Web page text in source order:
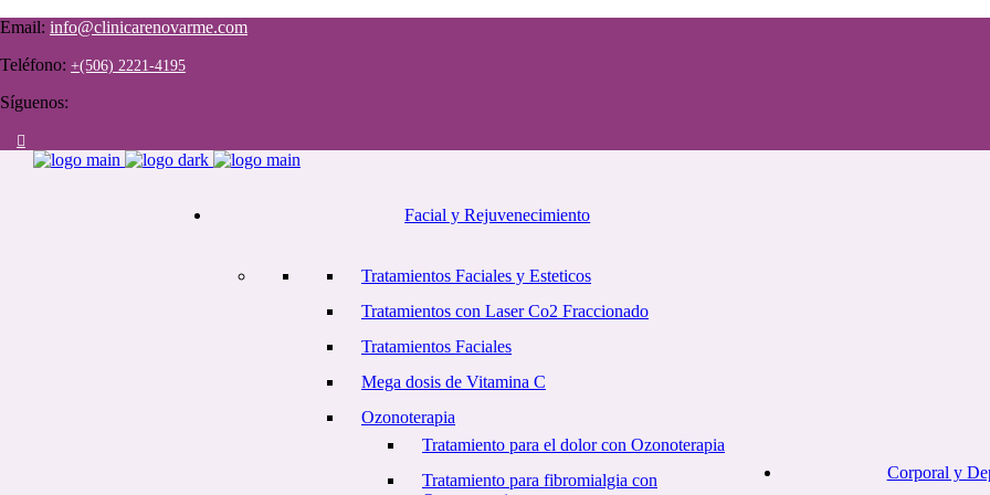
Email: info@clinicarenovarme.com
Teléfono: +(506) 2221-4195
Síguenos:
Facial y Rejuvenecimiento
Tratamientos Faciales y Esteticos
Tratamientos con Laser Co2 Fraccionado
Tratamientos Faciales
Mega dosis de Vitamina C
Ozonoterapia
Tratamiento para el dolor con Ozonoterapia
Tratamiento para fibromialgia con
Corporal y